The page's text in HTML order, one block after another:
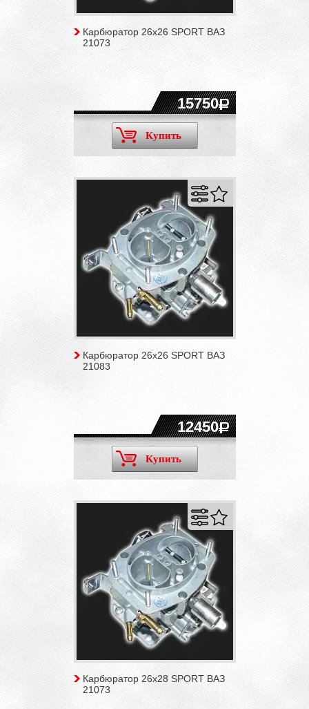
Карбюратор 26х26 SPORT ВАЗ
21073
15750
Купить
Карбюратор 26х26 SPORT ВАЗ
21083
12450
Купить
Карбюратор 26х28 SPORT ВАЗ
21073